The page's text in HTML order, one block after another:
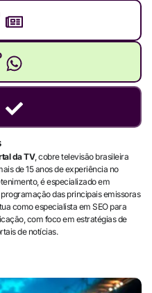
da TV, cobre televisão brasileira
de 15 anos de experiência no
é especializado em
das principais emissoras
como especialista em SEO para
com foco em estratégias de
de notícias.